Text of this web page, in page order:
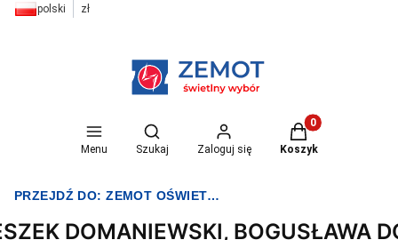
polski zł
Menu
Otwórz wyszukiwarkę
Szukaj Zaloguj się
Produkty w
Koszyk
PRZEJDŹ DO:ZEMOT OŚWIETLENIE I ELEKTRYKA
DOMANIEWSKI, BOGUSŁAWA